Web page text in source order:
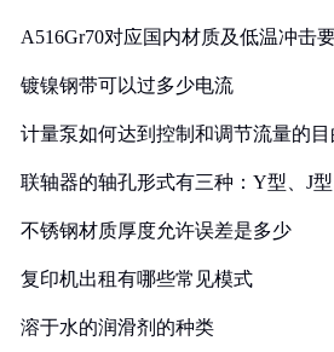
A516Gr70对应国内材质及低温冲击
镀镍钢带可以过多少电流
计量泵如何达到控制和调节流量的目
联轴器的轴孔形式有三种：Y型、J
不锈钢材质厚度允许误差是多少
复印机出租有哪些常见模式
溶于水的润滑剂的种类